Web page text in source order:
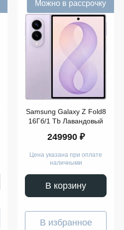
Можно в рассрочку
Samsung Galaxy Z Fold8
16Гб/1 Tb Лавандовый
249990 ₽
Цена указана при оплате
наличными
В корзину
В избранное